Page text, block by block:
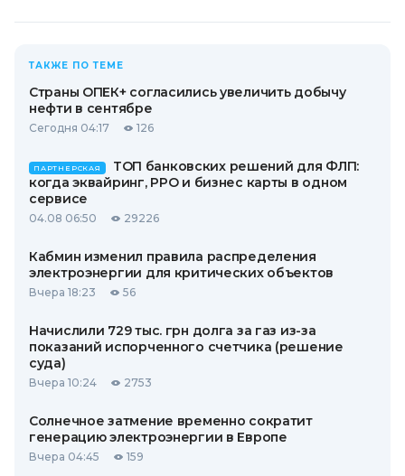
ТАКЖЕ ПО ТЕМЕ
Страны ОПЕК+ согласились увеличить добычу
нефти в сентябре
Сегодня 04:17 126
ПАРТНЕРСКАЯ
ТОП банковских решений для ФЛП:
когда эквайринг, РРО и бизнес карты в одном
сервисе
04.08 06:50 29226
Кабмин изменил правила распределения
электроэнергии для критических объектов
Вчера 18:23 56
Начислили 729 тыс. грн долга за газ из-за
показаний испорченного счетчика (решение
суда)
Вчера 10:24 2753
Солнечное затмение временно сократит
генерацию электроэнергии в Европе
Вчера 04:45 159